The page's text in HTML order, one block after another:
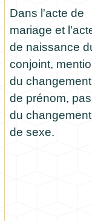
Dans l'acte de
mariage et
de naissance
conjoint,
du changement
de prénom, pas
du changement
de sexe.